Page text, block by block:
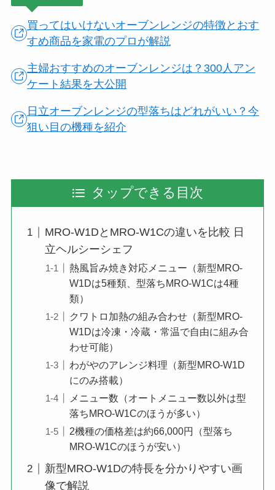
買ってはいけないオーブンレンジの特徴とおす
すめ商品を家電のプロが解説
主婦おすすめのオーブンレンジは？300人アン
ケート結果を大公開
日立オーブンレンジの型落ちはどれがいい？今
狙い目の機種を紹介
タップできる目次
MRO-W1DとMRO-W1Cの違いを比較 日
立ヘルシーシェフ
熱風旨み焼き対応メニュー（新型MRO-
W1Dは5種類、型落ちMRO-W1Cは4種
類）
クワトロ加熱の組み合わせ（新型MRO-
W1Dは冷凍・冷蔵・常温で自由に組み合
わせ可能）
わがやのアレンジ料理（新型MRO-W1D
にのみ搭載）
メニュー数（オートメニュー数以外は型
落ちMRO-W1Cのほうが多い）
2機種の価格差は約66,000円（型落ち
MRO-W1Cのほうが安い）
新型MRO-W1Dの特長を分かりやすい画
像で解説